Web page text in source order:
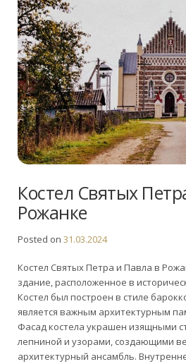
Костел Святых
Рожанке
Posted on 31.03.2024
Костел Святых Петра и Павла в
здание, расположенное в
Костел был построен в стиле
является важным архитектурным
Фасад костела украшен изящными
лепниной и узорами, создающими
архитектурный ансамбль.